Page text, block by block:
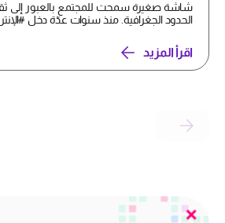
شاشة صغيرة سمحت للمجتمع بالعبور إلى
الحدود الجغرافية. منذ سنوات عدّة دخل #الإنتر...
اقرأ المزيد